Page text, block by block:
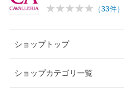
（33件）
ショップトップ
ショップカテゴリ一覧